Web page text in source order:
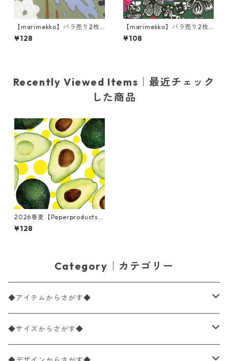
【marimekko】バラ売り2枚
ランチサイズ ペーパーナプキ
ン SUVI グリーン
¥128
【marimekko】バラ売り2枚
カクテルサイズ ペーパーナプ
キン KAUKOKAIPUU ダークグ
¥108
Recently Viewed Items｜最近チェック
した商品
2026春夏【Paperproducts
Design】バラ売り2枚 ランチ
サイズ ペーパーナプキン Avoc
¥128
Category｜カテゴリー
◆アイテムからさがす◆
ペーパーナプキン2枚バラ売り
◆サイズからさがす◆